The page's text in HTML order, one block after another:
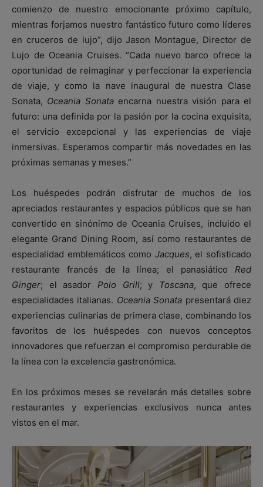
comienzo de nuestro emocionante próximo capítulo,
mientras forjamos nuestro fantástico futuro como líderes
en cruceros de lujo”, dijo Jason Montague, Director de
Lujo de Oceania Cruises. “Cada nuevo barco ofrece la
oportunidad de reimaginar y perfeccionar la experiencia
de viaje, y como la nave inaugural de nuestra Clase
Sonata, Oceania Sonataencarna nuestra visión para el
futuro: una definida por la pasión por la cocina exquisita,
el servicio excepcional y las experiencias de viaje
inmersivas. Esperamos compartir más novedades en las
próximas semanas y meses.”
Los huéspedes podrán disfrutar de muchos de los
apreciados restaurantes y espacios públicos que se han
convertido en sinónimo de Oceania Cruises, incluido el
elegante Grand Dining Room, así como restaurantes de
especialidad emblemáticos como Jacques, el sofisticado
restaurante francés de la línea; el panasiático Red
Ginger; el asador Polo Grill; y Toscana, que ofrece
especialidades italianas. Oceania Sonata presentará diez
experiencias culinarias de primera clase, combinando los
favoritos de los huéspedes con nuevos conceptos
innovadores que refuerzan el compromiso perdurable de
la línea con la excelencia gastronómica.
En los próximos meses se revelarán más detalles sobre
restaurantes y experiencias exclusivos nunca antes
vistos en el mar.